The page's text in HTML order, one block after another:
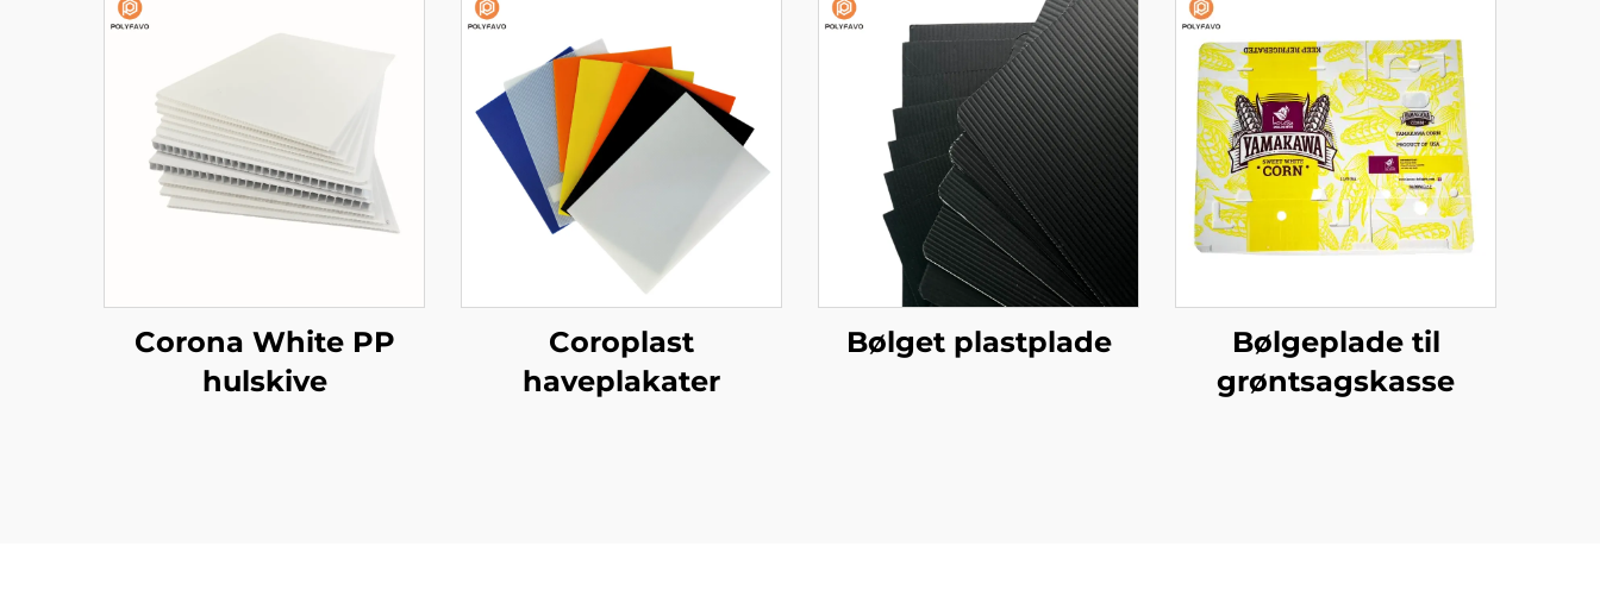
Corona White PP
hulskive
Coroplast
haveplakater
Bølget plastplade
Bølgeplade til
grøntsagskasse